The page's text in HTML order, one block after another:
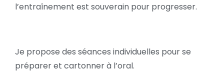
l’entraînement est souverain pour progresser.
Je propose des séances individuelles pour se
préparer et cartonner à l’oral.